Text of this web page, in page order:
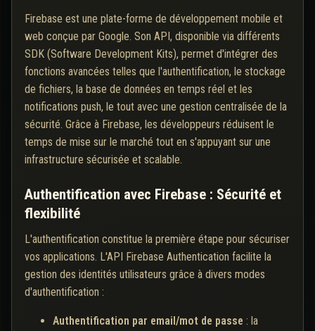
Firebase est une plate-forme de développement mobile et
web conçue par Google. Son API, disponible via différents
SDK (Software Development Kits), permet d'intégrer des
fonctions avancées telles que l'authentification, le stockage
de fichiers, la base de données en temps réel et les
notifications push, le tout avec une gestion centralisée de la
sécurité. Grâce à Firebase, les développeurs réduisent le
temps de mise sur le marché tout en s'appuyant sur une
infrastructure sécurisée et scalable.
Authentification avec Firebase : Sécurité et
flexibilité
L'authentification constitue la première étape pour sécuriser
vos applications. L'API Firebase Authentication facilite la
gestion des identités utilisateurs grâce à divers modes
d'authentification :
Authentification par email/mot de passe : la